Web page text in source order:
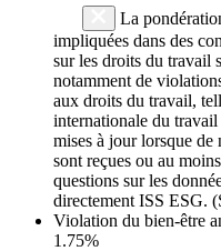
La
impliquées dans des
sur les droits du travail
notamment de
aux droits du travail,
internationale du
mises à jour lorsque
sont reçues ou au
questions sur les
directement ISS ESG.
Violation du bien-être
1.75%